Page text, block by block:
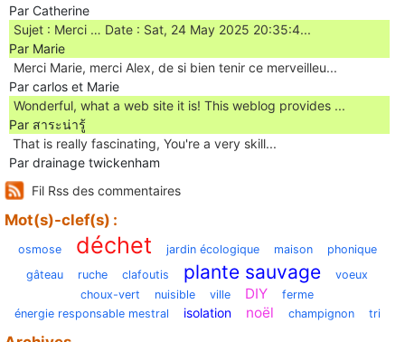
Par Catherine
Sujet : Merci … Date : Sat, 24 May 2025 20:35:4...
Par Marie
Merci Marie, merci Alex, de si bien tenir ce merveilleu...
Par carlos et Marie
Wonderful, what a web site it is! This weblog provides ...
Par สาระน่ารู้
Ꭲhat is really fascinating, You'rе a very skill...
Par drainage twickenham
Fil Rss des commentaires
Mot(s)-clef(s) :
osmose déchet jardin écologique maison
phonique
gâteau
ruche clafoutis plante sauvage
voeux
choux-vert
nuisible ville DIY
ferme
énergie responsable mestral
isolation noël champignon tri